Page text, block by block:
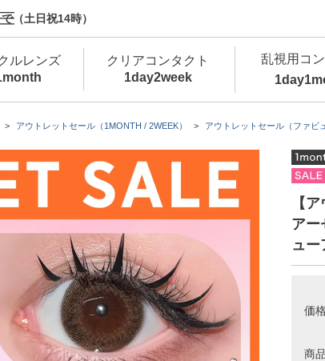
（土日祝14時）
アウトレットセール（1MONTH / 2WEEK） アウトレットセール（ファビ
【
アー
ュー
価
商品
ルレンズ
クリアコンタクト
1day2week
乱視用コ
1day
新商品
カラコン・サークルレンズ 1day 商品一
クリアコンタクトレンズ 1day 商品
新商品